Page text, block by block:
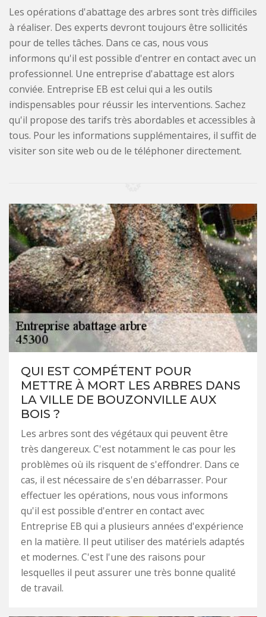
Les opérations d'abattage des arbres sont très difficiles
à réaliser. Des experts devront toujours être sollicités
pour de telles tâches. Dans ce cas, nous vous
informons qu'il est possible d'entrer en contact avec un
professionnel. Une entreprise d'abattage est alors
conviée. Entreprise EB est celui qui a les outils
indispensables pour réussir les interventions. Sachez
qu'il propose des tarifs très abordables et accessibles à
tous. Pour les informations supplémentaires, il suffit de
visiter son site web ou de le téléphoner directement.
QUI EST COMPÉTENT POUR
METTRE À MORT LES ARBRES DANS
LA VILLE DE BOUZONVILLE AUX
BOIS ?
Les arbres sont des végétaux qui peuvent être
très dangereux. C'est notamment le cas pour les
problèmes où ils risquent de s'effondrer. Dans ce
cas, il est nécessaire de s'en débarrasser. Pour
effectuer les opérations, nous vous informons
qu'il est possible d'entrer en contact avec
Entreprise EB qui a plusieurs années d'expérience
en la matière. Il peut utiliser des matériels adaptés
et modernes. C'est l'une des raisons pour
lesquelles il peut assurer une très bonne qualité
de travail.